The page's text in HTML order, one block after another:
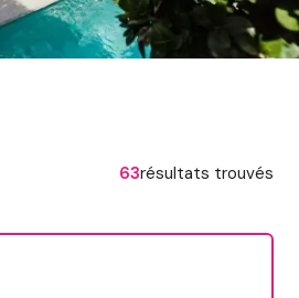
63résultats trouvés